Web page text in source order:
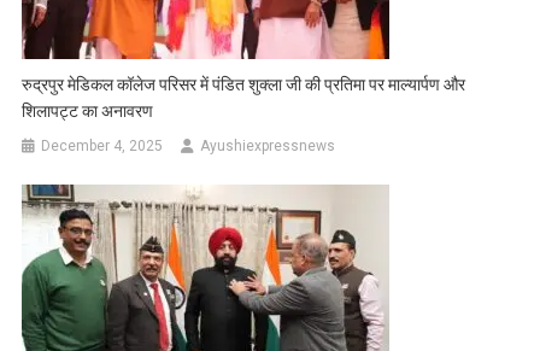
रुद्रपुर मेडिकल कॉलेज परिसर में पंडित शुक्ला जी की प्रतिमा पर माल्यार्पण और
शिलापट्ट का अनावरण
December 4, 2025 Ayushiexpressnews